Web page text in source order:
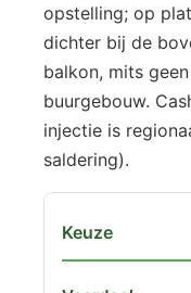
opstelling; op
dichter bij de
balkon, mits
buurgebouw.
injectie is
saldering).